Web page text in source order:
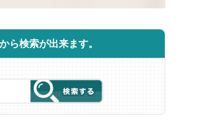
ら検索が出来ます。